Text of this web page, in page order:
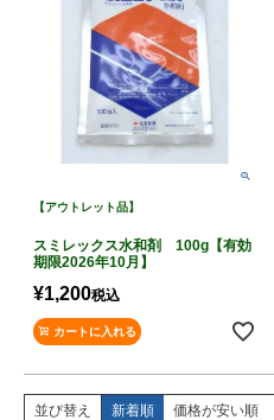
【アウトレット品】
スミレックス水和剤 100g【有効
期限2026年10月】
¥1,200税込
カートに入れる
並び替え 新着順 価格が安い順